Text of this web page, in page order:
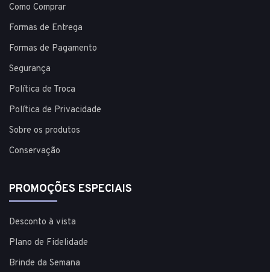
Como Comprar
Formas de Entrega
Formas de Pagamento
Segurança
Política de Troca
Política de Privacidade
Sobre os produtos
Conservação
PROMOÇÕES ESPECIAIS
Desconto à vista
Plano de Fidelidade
Brinde da Semana